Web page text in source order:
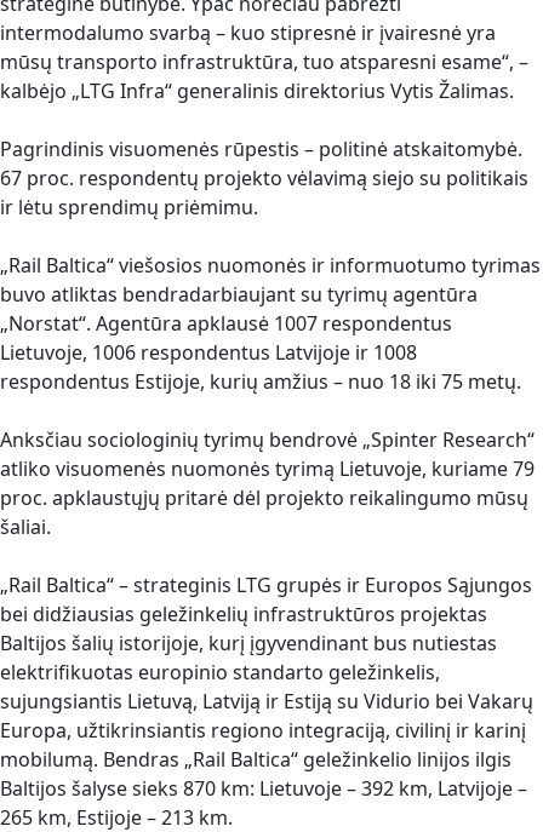
intermodalumo svarbą – kuo stipresnė ir įvairesnė yra
mūsų transporto infrastruktūra, tuo atsparesni esame“, –
kalbėjo „LTG Infra“ generalinis direktorius Vytis Žalimas.
Pagrindinis visuomenės rūpestis – politinė atskaitomybė.
67 proc. respondentų projekto vėlavimą siejo su politikais
ir lėtu sprendimų priėmimu.
„Rail Baltica“ viešosios nuomonės ir informuotumo tyrimas
buvo atliktas bendradarbiaujant su tyrimų agentūra
„Norstat“. Agentūra apklausė 1007 respondentus
Lietuvoje, 1006 respondentus Latvijoje ir 1008
respondentus Estijoje, kurių amžius – nuo 18 iki 75 metų.
Anksčiau sociologinių tyrimų bendrovė „Spinter Research“
atliko visuomenės nuomonės tyrimą Lietuvoje, kuriame 79
proc. apklaustųjų pritarė dėl projekto reikalingumo mūsų
šaliai.
„Rail Baltica“ – strateginis LTG grupės ir Europos Sąjungos
bei didžiausias geležinkelių infrastruktūros projektas
Baltijos šalių istorijoje, kurį įgyvendinant bus nutiestas
elektrifikuotas europinio standarto geležinkelis,
sujungsiantis Lietuvą, Latviją ir Estiją su Vidurio bei Vakarų
Europa, užtikrinsiantis regiono integraciją, civilinį ir karinį
mobilumą. Bendras „Rail Baltica“ geležinkelio linijos ilgis
Baltijos šalyse sieks 870 km: Lietuvoje – 392 km, Latvijoje –
265 km, Estijoje – 213 km.